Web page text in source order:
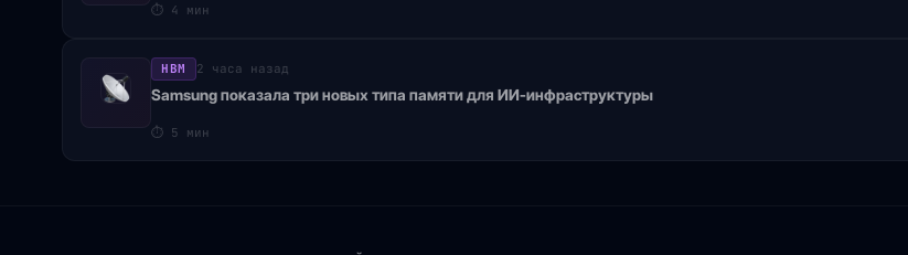
⏱ 4 мин
HBM 2 часа назад
Samsung показала три новых типа памяти для ИИ-инфраструктуры
⏱ 5 мин